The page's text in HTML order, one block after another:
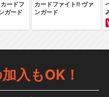
ードフ
ガード
カードファイト‼ ヴァ
ンガード
入もOK！